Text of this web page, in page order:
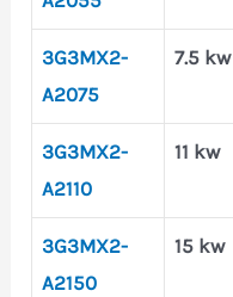
3G3MX2-
A2075
7.5 kw
3G3MX2-
A2110
11 kw
3G3MX2-
A2150
15 kw